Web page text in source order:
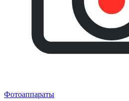
Фотоаппараты